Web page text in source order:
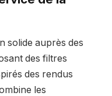
solide auprès des
des filtres
des rendus
les